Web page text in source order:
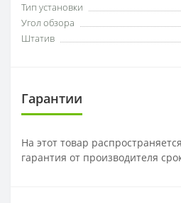
Тип установки
Угол обзора
Штатив
Гарантии
На этот товар
гарантия от производителя